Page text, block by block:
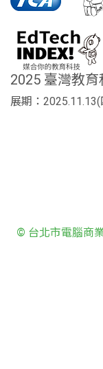
2025 臺灣教育
展期：
© 台北市電腦商